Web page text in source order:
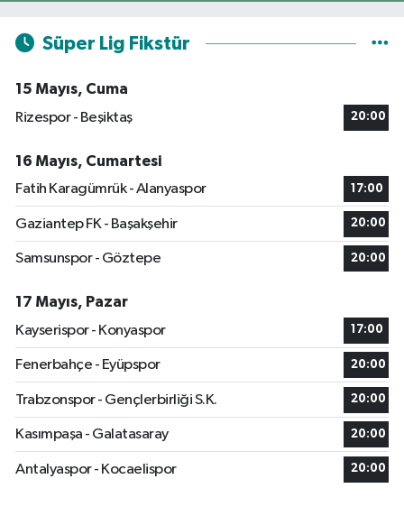
Süper Lig Fikstür
15 Mayıs, Cuma
Rizespor - Beşiktaş
20:00
16 Mayıs, Cumartesi
Fatih Karagümrük - Alanyaspor
17:00
Gaziantep FK - Başakşehir 20:00
Samsunspor - Göztepe 20:00
17 Mayıs, Pazar
Kayserispor - Konyaspor
17:00
Fenerbahçe - Eyüpspor 20:00
Trabzonspor - Gençlerbirliği S.K. 20:00
Kasımpaşa - Galatasaray 20:00
Antalyaspor - Kocaelispor 20:00